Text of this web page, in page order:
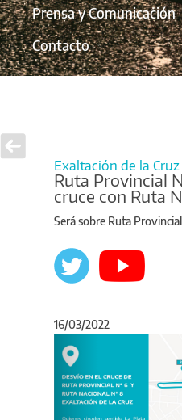
Prensa y Comunicación
Contacto
Exaltación de la Cruz
Ruta Provincial
cruce con Ruta
Será sobre Ruta
16/03/2022
Anterior